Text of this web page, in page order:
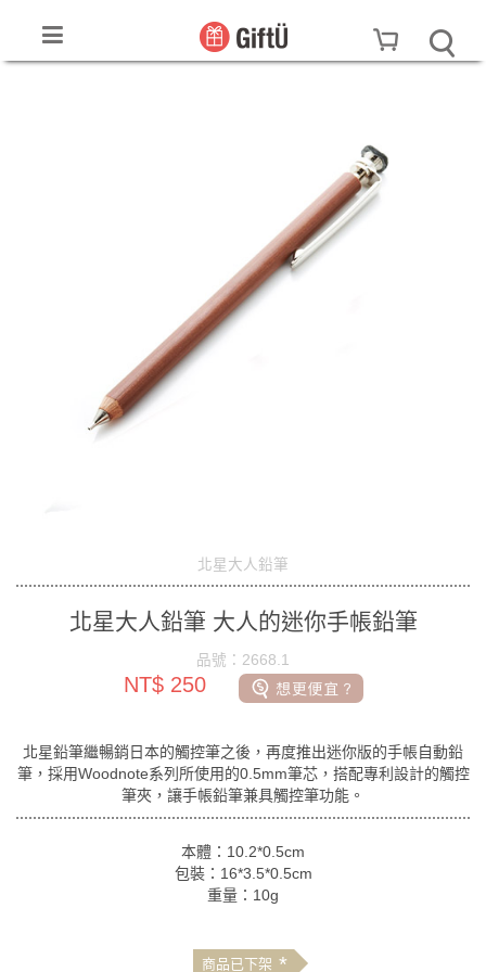
北星大人鉛筆
北星大人鉛筆 大人的迷你手帳鉛筆
品號：2668.1
NT$ 250
北星鉛筆繼暢銷日本的觸控筆之後，再度推出迷你版的手帳自動鉛
筆，採用Woodnote系列所使用的0.5mm筆芯，搭配專利設計的觸控
筆夾，讓手帳鉛筆兼具觸控筆功能。
本體：10.2*0.5cm
包裝：16*3.5*0.5cm
重量：10g
商品已下架 *